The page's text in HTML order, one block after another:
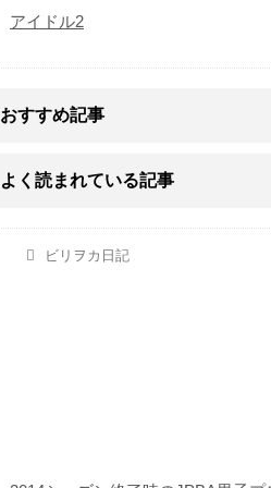
アイドル2
おすすめ記事
よく読まれている記事
ビリヲカ日記